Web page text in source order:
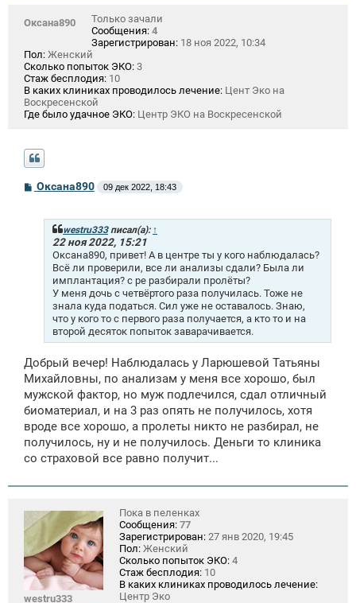
Оксана890
Только зачали
Сообщения: 4
Зарегистрирован: 18 ноя 2022, 10:34
Пол: Женский
Сколько попыток ЭКО: 3
Стаж бесплодия: 10
В каких клиниках проводилось лечение: Цент Эко на
Воскресенской
Где было удачное ЭКО: Центр ЭКО на Воскресенской
С
о
Оксана890 09 дек 2022, 18:43
westru333писал(а): ↑
22 ноя 2022, 15:21
Оксана890, привет! А в центре ты у кого наблюдалась?
Всё ли проверили, все ли анализы сдали? Была ли
имплантация? с ре разбирали пролёты?
У меня дочь с четвёртого раза получилась. Тоже не
знала куда податься. Сил уже не оставалось. Знаю,
что у кого то с первого раза получается, а кто то и на
второй десяток попыток заварачивается.
Добрый вечер! Наблюдалась у Лapюшeвoй Татьяны
Михайловны, по анализам у меня все хорошо, был
мужской фактор, но муж подлечился, сдал отличный
биоматериал, и на 3 раз опять не получилось, хотя
вроде все хорошо, а пролеты никто не разбирал, не
получилось, ну и не получилось. Деньги то клиника
со страховой все равно получит...
westru333
Пока в пеленках
Сообщения: 77
Зарегистрирован: 27 янв 2020, 19:45
Пол: Женский
Сколько попыток ЭКО: 4
Стаж бесплодия: 10
В каких клиниках проводилось лечение:
Центр Эко